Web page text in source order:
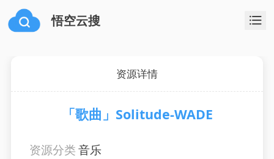
悟空云搜
资源详情
「歌曲」Solitude-WADE
资源分类音乐